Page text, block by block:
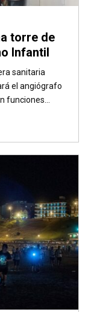
torre de
Infantil
sanitaria
el angiógrafo
funciones...